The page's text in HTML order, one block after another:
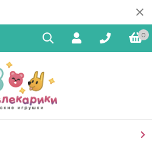
0